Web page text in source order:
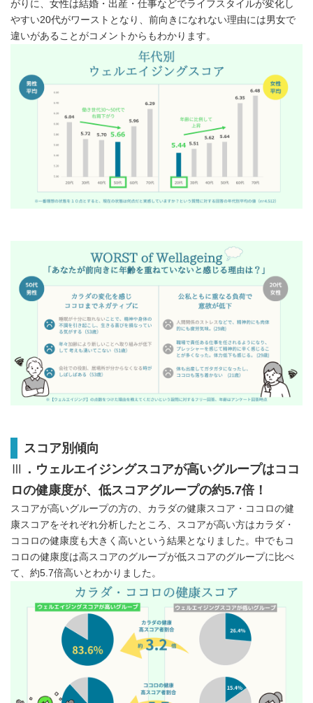
がりに、女性は結婚・出産・仕事などでライフスタイルが変化し
やすい20代がワーストとなり、前向きになれない理由には男女で
違いがあることがコメントからもわかります。
スコア別傾向
Ⅲ ．ウェルエイジングスコアが高いグループはココ
ロの健康度が、低スコアグループの約5.7倍！
スコアが高いグループの方の、カラダの健康スコア・ココロの健
康スコアをそれぞれ分析したところ、スコアが高い方はカラダ・
ココロの健康度も大きく高いという結果となりました。中でもコ
コロの健康度は高スコアのグループが低スコアのグループに比べ
て、約5.7倍高いとわかりました。